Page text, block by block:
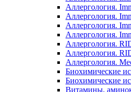
Аллергология.
Аллергология.
Аллергология.
Аллергология.
Аллергология.
Аллергология.
Аллергология.
Биохимические
Биохимические
Витамины,